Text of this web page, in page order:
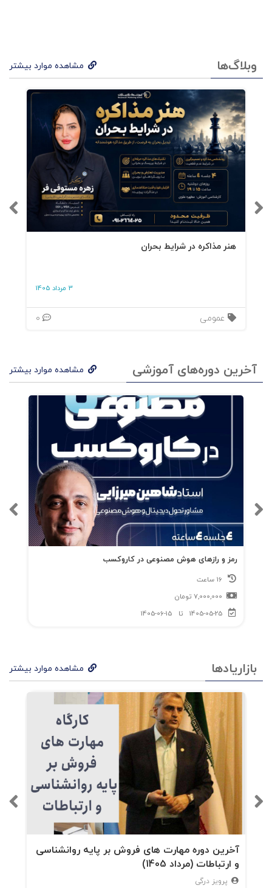
وبلاگ‌ها مشاهده موارد بیشتر
هنر مذاکره در شرایط بحران
3 مرداد 1405
عمومی
آخرین دوره‌های آموزشی مشاهده موارد بیشتر
رمز و رازهای هوش مصنوعی در کاروکسب
7,000,000 تومان
1405-05-25
تا 1405-06-15
بازاریادها مشاهده موارد بیشتر
آخرین دوره مهارت های فروش بر پایه روانشناسی
و ارتباطات (مرداد 1405)
پرویز درگی